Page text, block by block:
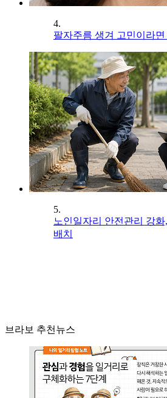
4.
팔자주름 생겨 고민이라
5.
노인일자리 안전관리 강
배치
브라보 추천뉴스